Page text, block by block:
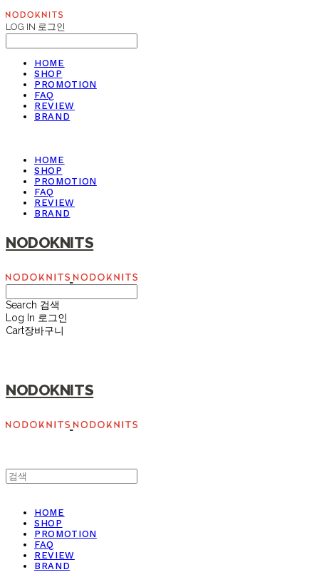
LOG IN 로그인
HOME
SHOP
PROMOTION
FAQ
REVIEW
BRAND
HOME
SHOP
PROMOTION
FAQ
REVIEW
BRAND
NODOKNITS
Search 검색
Log In 로그인
Cart장바구니
NODOKNITS
HOME
SHOP
PROMOTION
FAQ
REVIEW
BRAND